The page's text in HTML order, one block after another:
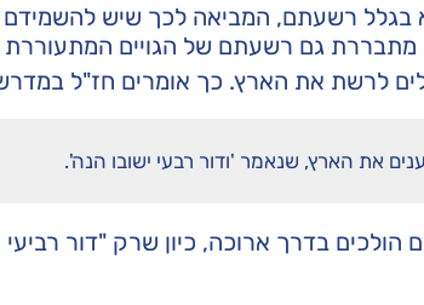
בגלל רשעתם, המביאה לכך שיש
מתבררת גם רשעתם של הגויים
לרשת את הארץ. כך אומרים חז"ל
את הארץ, שנאמר 'ודור רבעי ישובו הנה'.
הולכים בדרך ארוכה, כיון שרק "דור